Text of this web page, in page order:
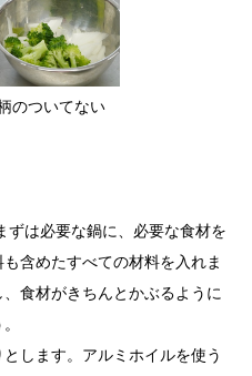
のついてない
ずは必要な鍋に、必要な食材を
含めたすべての材料を入れま
食材がきちんとかぶるように
します。アルミホイルを使う